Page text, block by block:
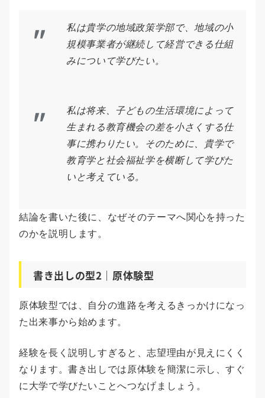
私は貴学の地域政策学部で、地域の小
規模事業者が継続して経営できる仕組
みについて学びたい。
私は将来、子どもの生活環境によって
生まれる教育機会の差を小さくする仕
事に携わりたい。そのために、貴学で
教育学と社会福祉学を横断して学びた
いと考えている。
結論を書いた後に、なぜそのテーマへ関心を持った
のかを説明します。
書き出しの型2｜原体験型
原体験型では、自分の進路を考えるきっかけになっ
た出来事から始めます。
経験を長く説明しすぎると、志望理由が見えにくく
なります。書き出しでは原体験を簡潔に示し、すぐ
に大学で学びたいことへつなげましょう。